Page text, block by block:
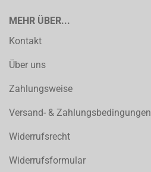
MEHR ÜBER...
Kontakt
Über uns
Zahlungsweise
Versand- & Zahlungsbedingungen
Widerrufsrecht
Widerrufsformular